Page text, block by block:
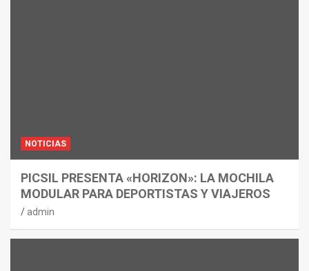
NOTICIAS
PICSIL PRESENTA «HORIZON»: LA MOCHILA
MODULAR PARA DEPORTISTAS Y VIAJEROS
admin